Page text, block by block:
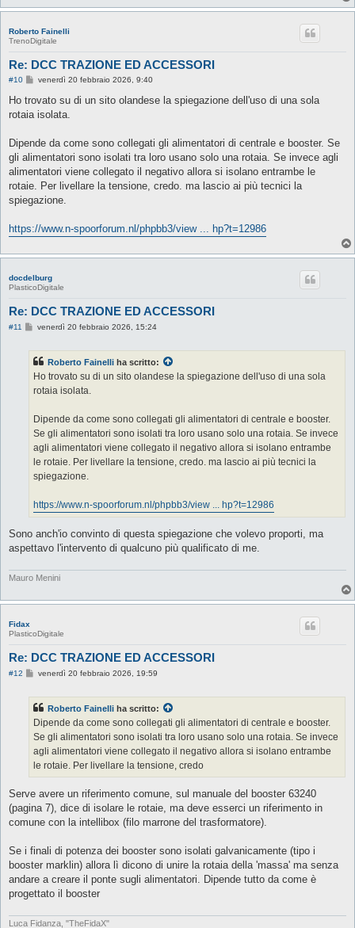
i
Roberto Fainelli
TrenoDigitale
Re: DCC TRAZIONE ED ACCESSORI
#10
M
s
a
i
o
venerdì 20 febbraio 2026, 9:40
Ho trovato su di un sito olandese la spiegazione dell'uso di una sola
rotaia isolata.
Dipende da come sono collegati gli alimentatori di centrale e booster. Se
gli alimentatori sono isolati tra loro usano solo una rotaia. Se invece agli
alimentatori viene collegato il negativo allora si isolano entrambe le
rotaie. Per livellare la tensione, credo. ma lascio ai più tecnici la
spiegazione.
https://www.n-spoorforum.nl/phpbb3/view ... hp?t=12986
docdelburg
PlasticoDigitale
Re: DCC TRAZIONE ED ACCESSORI
#11
M
a
g
i
venerdì 20 febbraio 2026, 15:24
Roberto Fainelli ha scritto:
Ho trovato su di un sito olandese la spiegazione dell'uso di una sola
rotaia isolata.
Dipende da come sono collegati gli alimentatori di centrale e booster.
Se gli alimentatori sono isolati tra loro usano solo una rotaia. Se invece
agli alimentatori viene collegato il negativo allora si isolano entrambe
le rotaie. Per livellare la tensione, credo. ma lascio ai più tecnici la
spiegazione.
https://www.n-spoorforum.nl/phpbb3/view ... hp?t=12986
Sono anch'io convinto di questa spiegazione che volevo proporti, ma
aspettavo l'intervento di qualcuno più qualificato di me.
Mauro Menini
Fidax
PlasticoDigitale
Re: DCC TRAZIONE ED ACCESSORI
#12
M
a
g
i
o
venerdì 20 febbraio 2026, 19:59
Roberto Fainelli ha scritto:
Dipende da come sono collegati gli alimentatori di centrale e booster.
Se gli alimentatori sono isolati tra loro usano solo una rotaia. Se invece
agli alimentatori viene collegato il negativo allora si isolano entrambe
le rotaie. Per livellare la tensione, credo
Serve avere un riferimento comune, sul manuale del booster 63240
(pagina 7), dice di isolare le rotaie, ma deve esserci un riferimento in
comune con la intellibox (filo marrone del trasformatore).
Se i finali di potenza dei booster sono isolati galvanicamente (tipo i
booster marklin) allora lì dicono di unire la rotaia della 'massa' ma senza
andare a creare il ponte sugli alimentatori. Dipende tutto da come è
progettato il booster
Luca Fidanza, "TheFidaX"